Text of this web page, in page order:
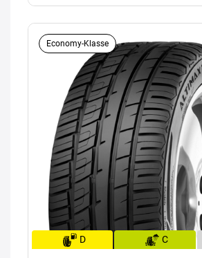
Economy-Klasse
D C